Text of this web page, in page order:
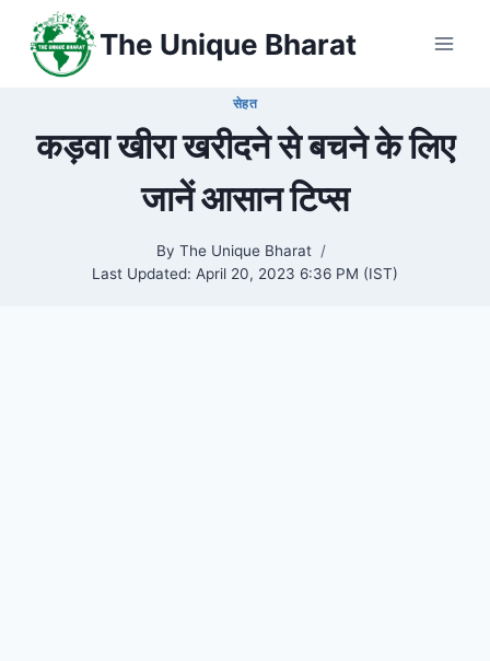
content
The Unique Bharat
सेहत
कड़वा खीरा खरीदने से बचने के लिए
जानें आसान टिप्स
By The Unique Bharat
Last Updated: April 20, 2023 6:36 PM (IST)